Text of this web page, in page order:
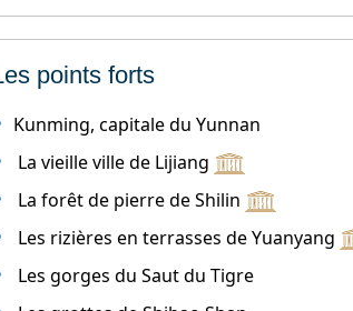
points forts
Kunming, capitale du Yunnan
La vieille ville de Lijiang
La forêt de pierre de Shilin
Les rizières en terrasses de Yuanyang
Les gorges du Saut du Tigre